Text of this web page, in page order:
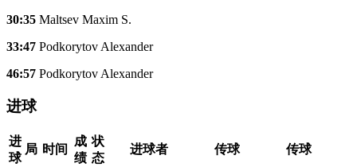
30:35 Maltsev Maxim S.
33:47 Podkorytov Alexander
46:57 Podkorytov Alexander
进球
进
球
局 时间
成
绩
状
态
进球者 传球 传球